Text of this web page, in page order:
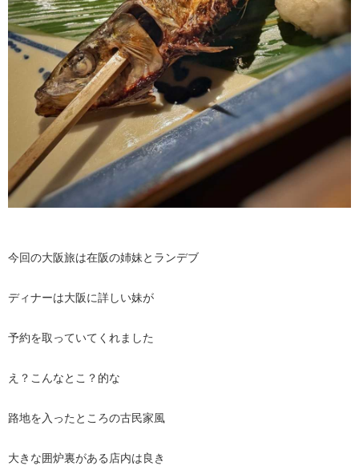
今回の大阪旅は在阪の姉妹とランデブ
ディナーは大阪に詳しい妹が
予約を取っていてくれました
え？こんなとこ？的な
路地を入ったところの古民家風
大きな囲炉裏がある店内は良き